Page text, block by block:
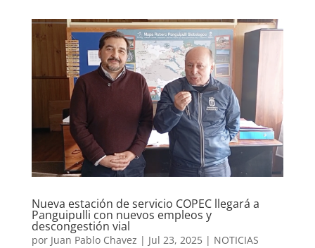
Nueva estación de servicio COPEC llegará a
Panguipulli con nuevos empleos y
descongestión vial
por Juan Pablo Chavez | Jul 23, 2025| NOTICIAS